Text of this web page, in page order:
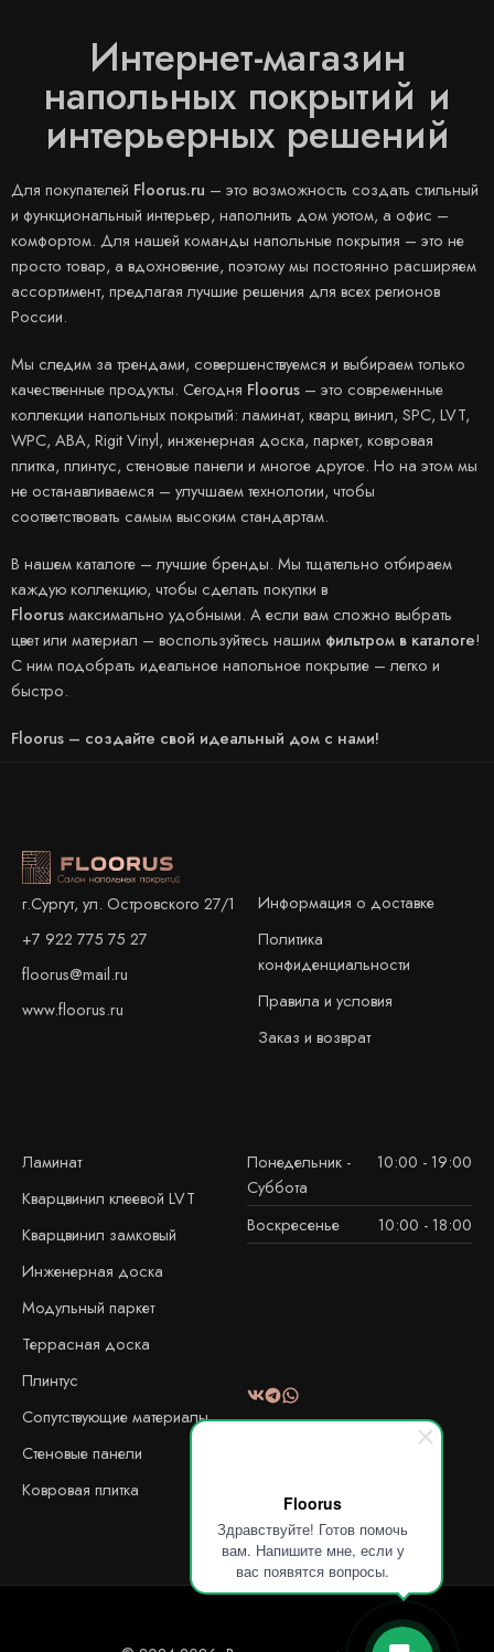
Floorus
Здравствуйте! Готов помочь
вам. Напишите мне, если у
вас появятся вопросы.
Интернет-магазин
напольных покрытий и
интерьерных решений
Для покупателей Floorus.ru – это возможность создать стильный
и функциональный интерьер, наполнить дом уютом, а офис –
комфортом. Для нашей команды напольные покрытия – это не
просто товар, а вдохновение, поэтому мы постоянно расширяем
ассортимент, предлагая лучшие решения для всех регионов
России.
Мы следим за трендами, совершенствуемся и выбираем только
качественные продукты. Сегодня Floorus – это современные
коллекции напольных покрытий: ламинат, кварц винил, SPC, LVT,
WPC, ABA, Rigit Vinyl, инженерная доска, паркет, ковровая
плитка, плинтус, стеновые панели и многое другое. Но на этом мы
не останавливаемся – улучшаем технологии, чтобы
соответствовать самым высоким стандартам.
В нашем каталоге – лучшие бренды. Мы тщательно отбираем
каждую коллекцию, чтобы сделать покупки в
Floorusмаксимально удобными. А если вам сложно выбрать
цвет или материал – воспользуйтесь нашим фильтром в каталоге!
С ним подобрать идеальное напольное покрытие – легко и
быстро.
Floorus – создайте свой идеальный дом с нами!
г.Сургут, ул. Островского 27/1
+7 922 775 75 27
floorus@mail.ru
www.floorus.ru
Информация о доставке
Политика
конфиденциальности
Правила и условия
Заказ и возврат
Ламинат
Кварцвинил клеевой LVT
Кварцвинил замковый
Инженерная доска
Модульный паркет
Террасная доска
Плинтус
Сопутствующие материалы
Стеновые панели
Ковровая плитка
Понедельник -
Суббота
10:00 - 19:00
Воскресенье 10:00 - 18:00